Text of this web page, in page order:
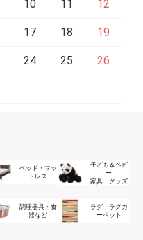
10 11 12
17 18 19
24 25 26
ベッド・マッ
トレス
子ども＆ベビ
ー
家具・グッズ
調理器具・食
器など
ラグ・ラグカ
ーペット